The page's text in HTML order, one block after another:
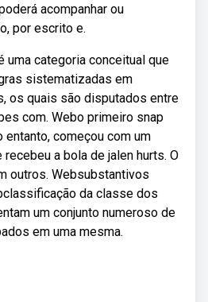
acompanhar ou
por escrito e.
categoria conceitual que
sistematizadas em
os quais são disputados entre
com. Webo primeiro snap
entanto, começou com um
a bola de jalen hurts. O
outros. Websubstantivos
da classe dos
um conjunto numeroso de
em uma mesma.